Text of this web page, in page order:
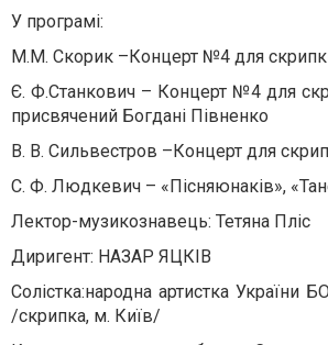
У програмі:
М.М. Скорик –Концерт №4 для
Є. Ф.Станкович – Концерт №4 для
присвячений Богдані Півненко
В. В. Сильвестров –Концерт для
С. Ф. Людкевич – «Пісняюнаків»,
Лектор-музикознавець: Тетяна Пліс
Диригент: НАЗАР ЯЦКІВ
Солістка:народна артистка
/скрипка, м. Київ/